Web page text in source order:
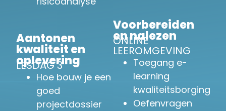
Aantonen
kwaliteit en
oplevering
LESDAG 3
Hoe bouw je een
goed
projectdossier
Voorbereiden
en nalezen
ONLINE
LEEROMGEVING
Toegang e-
learning
kwaliteitsborging
Oefenvragen